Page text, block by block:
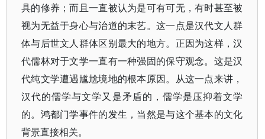
具的修养；而且一直被认为是可有可无，有时甚至被
视为无益于身心与治道的末艺。这一点是汉代文人群
体与后世文人群体区别最大的地方。正因为这样，汉
代儒林对于文学一直有一种强固的保守观念。这是汉
代纯文学遭遇尴尬境地的根本原因。从这一点来讲，
汉代的儒学与文学又是矛盾的，儒学是压抑着文学
的。鸿都门学事件的发生，当然是与这个基本的文化
背景直接相关。